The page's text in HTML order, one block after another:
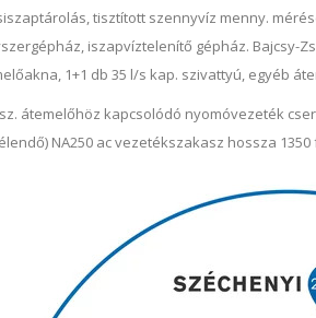
tisztított szennyvíz menny.
iszapvíztelenítő gépház. Bajcsy-
1+1 db 35 l/s kap. szivattyú, egyéb
átemelőhöz kapcsolódó nyomóvezeték
NA250 ac vezetékszakasz hossza 1350